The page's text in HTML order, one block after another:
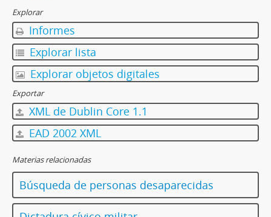
Explorar
Informes
Explorar lista
Explorar objetos digitales
Exportar
XML de Dublin Core 1.1
EAD 2002 XML
Materias relacionadas
Búsqueda de personas desaparecidas